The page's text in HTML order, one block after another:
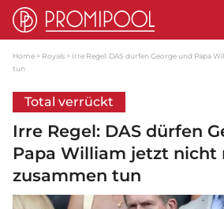
Home Royals
Irre Regel: DAS dürfen George und Papa
tun
Total verrückt
Irre Regel: DAS dürfen
Papa William jetzt nicht
zusammen tun